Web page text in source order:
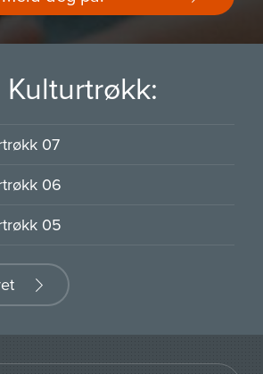
07
06
05